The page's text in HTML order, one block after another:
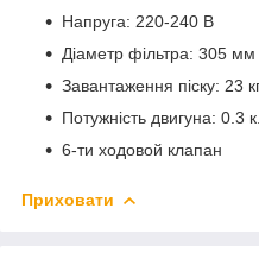
Напруга: 220-240 В
Діаметр фільтра: 305 мм
Завантаження піску: 23
Потужність двигуна: 0.3
6-ти ходовой клапан
Приховати